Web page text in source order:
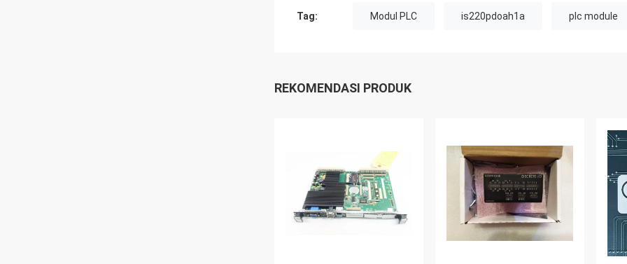
Tag: Modul PLC is220pdoah1a plc module
REKOMENDASI PRODUK